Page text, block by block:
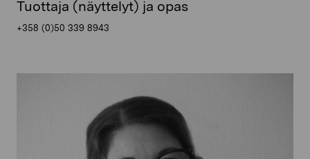
Tuottaja (näyttelyt) ja opas
+358 (0)50 339 8943